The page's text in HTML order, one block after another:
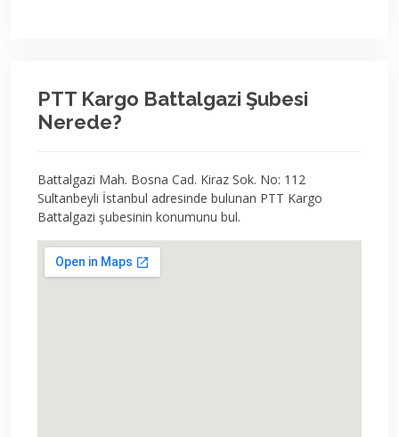
PTT Kargo Battalgazi Şubesi
Nerede?
Battalgazi Mah. Bosna Cad. Kiraz Sok. No: 112
Sultanbeyli İstanbul adresinde bulunan PTT Kargo
Battalgazi şubesinin konumunu bul.